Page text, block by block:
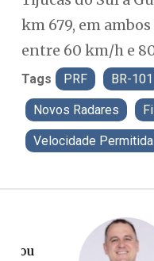
km 679, em
entre 60 km/h e
Tags PRF BR-101
Novos Radares
Velocidade Permitida
Cláudio Prisco
Sorte lançada e